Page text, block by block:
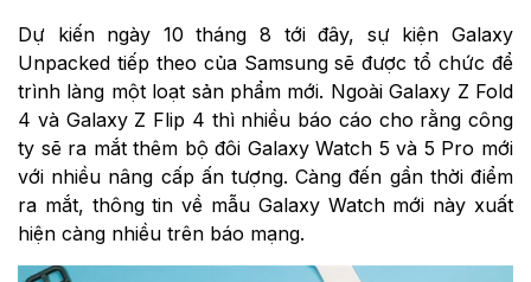
Dự kiến ngày 10 tháng 8 tới đây, sự kiện Galaxy
Unpacked tiếp theo của Samsung sẽ được tổ chức để
trình làng một loạt sản phẩm mới. Ngoài Galaxy Z Fold
4 và Galaxy Z Flip 4 thì nhiều báo cáo cho rằng công
ty sẽ ra mắt thêm bộ đôi Galaxy Watch 5 và 5 Pro mới
với nhiều nâng cấp ấn tượng. Càng đến gần thời điểm
ra mắt, thông tin về mẫu Galaxy Watch mới này xuất
hiện càng nhiều trên báo mạng.